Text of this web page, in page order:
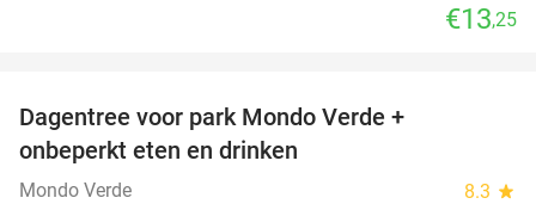
€13,25
Dagentree voor park Mondo Verde +
onbeperkt eten en drinken
Mondo Verde 8.3 star